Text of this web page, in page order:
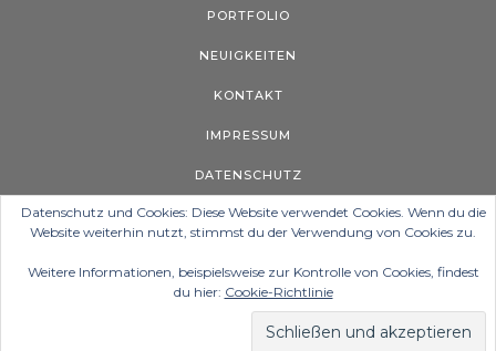
PORTFOLIO
NEUIGKEITEN
KONTAKT
IMPRESSUM
DATENSCHUTZ
Datenschutz und Cookies: Diese Website verwendet Cookies. Wenn du die
Website weiterhin nutzt, stimmst du der Verwendung von Cookies zu.
Weitere Informationen, beispielsweise zur Kontrolle von Cookies, findest
du hier: Cookie-Richtlinie